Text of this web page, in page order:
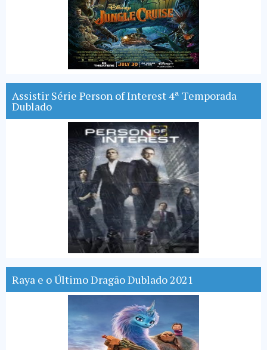
Assistir Série Person of Interest 4ª Temporada
Dublado
Raya e o Último Dragão Dublado 2021